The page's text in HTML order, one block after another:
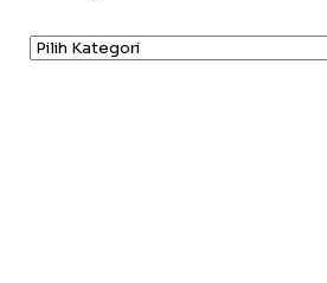
Kategori